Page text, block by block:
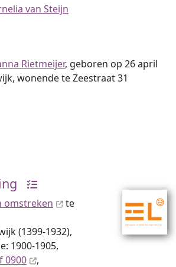
van Steijn
Rietmeijer, geboren op 26 april
wonende te Zeestraat 31
omstreken
te
(1399-1932),
1900-1905,
0900
,